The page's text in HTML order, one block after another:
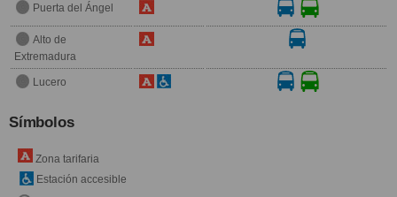
Puerta del Ángel
Alto de
Extremadura
Lucero
Símbolos
Zona tarifaria
Estación accesible